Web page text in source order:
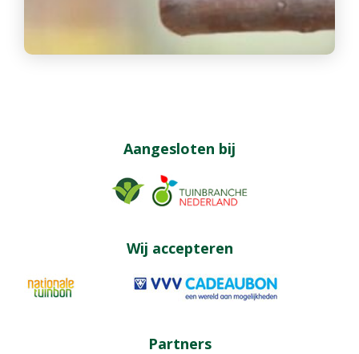
Aangesloten bij
Wij accepteren
Partners